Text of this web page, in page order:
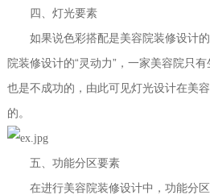
四、灯光要素
如果说色彩搭配是美容院装修设计的
院装修设计的“ 灵动力”，一家美容院只
也是不成功的，由此可见灯光设计在美
的。
五 、功能分区要素
在进行美容院装修设计中，功能分区